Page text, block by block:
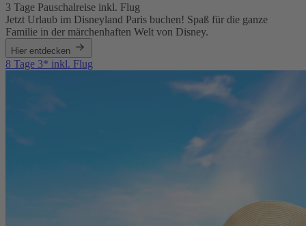
3 Tage Pauschalreise inkl. Flug
Jetzt Urlaub im Disneyland Paris buchen! Spaß für die ganze
Familie in der märchenhaften Welt von Disney.
Hier entdecken
8 Tage 3* inkl. Flug